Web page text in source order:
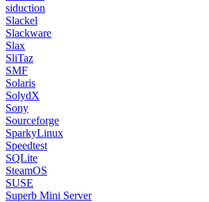
siduction
Slackel
Slackware
Slax
SliTaz
SMF
Solaris
SolydX
Sony
Sourceforge
SparkyLinux
Speedtest
SQLite
SteamOS
SUSE
Superb Mini Server